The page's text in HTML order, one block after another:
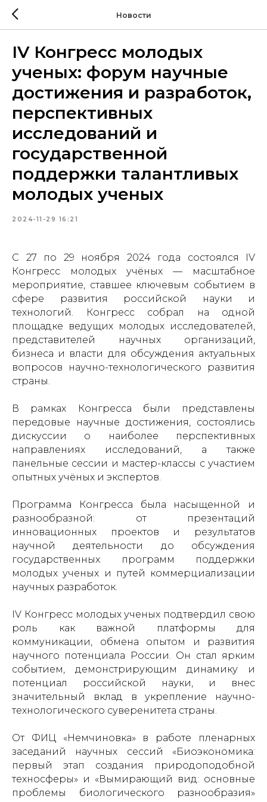
Новости
IV Конгресс молодых
ученых: форум научные
достижения и разработок,
перспективных
исследований и
государственной
поддержки талантливых
молодых ученых
2024-11-29 16:21
С 27 по 29 ноября 2024 года состоялся IV
Конгресс молодых учёных — масштабное
мероприятие, ставшее ключевым событием в
сфере развития российской науки и
технологий. Конгресс собрал на одной
площадке ведущих молодых исследователей,
представителей научных организаций,
бизнеса и власти для обсуждения актуальных
вопросов научно-технологического развития
страны.
В рамках Конгресса были представлены
передовые научные достижения, состоялись
дискуссии о наиболее перспективных
направлениях исследований, а также
панельные сессии и мастер-классы с участием
опытных учёных и экспертов.
Программа Конгресса была насыщенной и
разнообразной: от презентаций
инновационных проектов и результатов
научной деятельности до обсуждения
государственных программ поддержки
молодых ученых и путей коммерциализации
научных разработок.
IV Конгресс молодых ученых подтвердил свою
роль как важной платформы для
коммуникации, обмена опытом и развития
научного потенциала России. Он стал ярким
событием, демонстрирующим динамику и
потенциал российской науки, и внес
значительный вклад в укрепление научно-
технологического суверенитета страны.
От ФИЦ «Немчиновка» в работе пленарных
заседаний научных сессий «Биоэкономика:
первый этап создания природоподобной
техносферы» и «Вымирающий вид: основные
проблемы биологического разнообразия»